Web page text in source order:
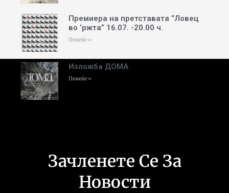
Премиера на претставата “Ловец
во ‘ржта” 16.07. -20.00 ч.
Повеќе »
Изложба ДОМА
Повеќе »
Зачленете Се За
Новости